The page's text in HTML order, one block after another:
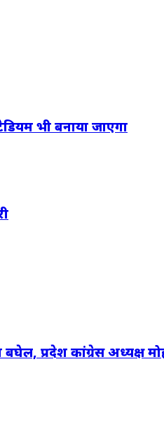
भी बनाया जाएगा
प्रदेश कांग्रेस अध्यक्ष